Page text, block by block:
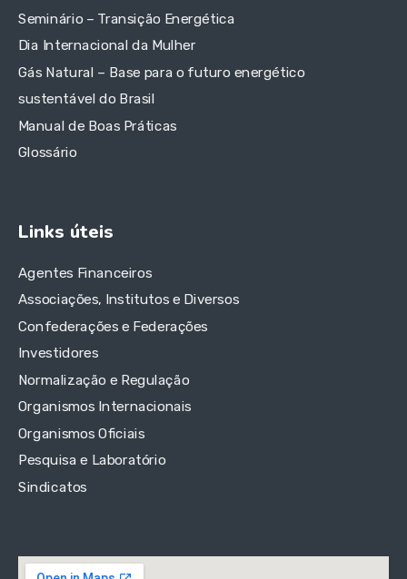
Seminário – Transição Energética
Dia Internacional da Mulher
Gás Natural – Base para o futuro energético
sustentável do Brasil
Manual de Boas Práticas
Glossário
Links úteis
Agentes Financeiros
Associações, Institutos e Diversos
Confederações e Federações
Investidores
Normalização e Regulação
Organismos Internacionais
Organismos Oficiais
Pesquisa e Laboratório
Sindicatos